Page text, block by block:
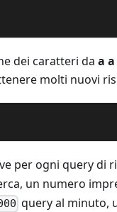
dei caratteri da a a
molti nuovi
per ogni query di
un numero
query al minuto,